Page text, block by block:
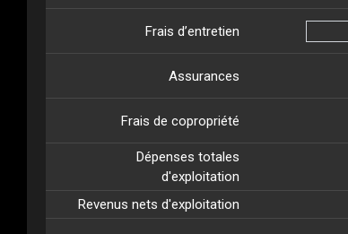
Frais d’entretien
Assurances
Frais de copropriété
Dépenses totales
d'exploitation
Revenus nets d'exploitation